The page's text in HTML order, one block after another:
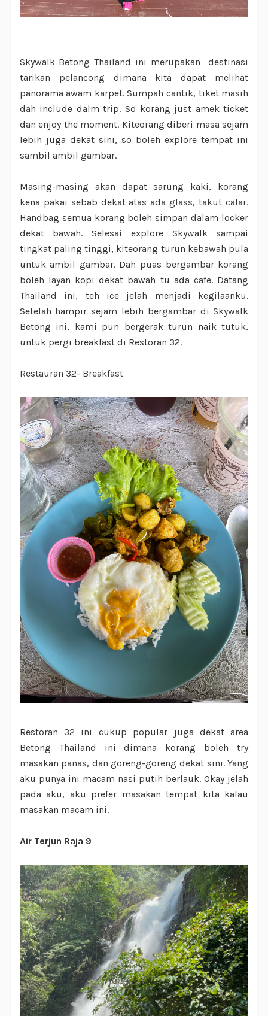
Skywalk Betong Thailand ini merupakan destinasi
tarikan pelancong dimana kita dapat melihat
panorama awam karpet. Sumpah cantik, tiket masih
dah include dalm trip. So korang just amek ticket
dan enjoy the moment. Kiteorang diberi masa sejam
lebih juga dekat sini, so boleh explore tempat ini
sambil ambil gambar.
Masing-masing akan dapat sarung kaki, korang
kena pakai sebab dekat atas ada glass, takut calar.
Handbag semua korang boleh simpan dalam locker
dekat bawah. Selesai explore Skywalk sampai
tingkat paling tinggi, kiteorang turun kebawah pula
untuk ambil gambar. Dah puas bergambar korang
boleh layan kopi dekat bawah tu ada cafe. Datang
Thailand ini, teh ice jelah menjadi kegilaanku.
Setelah hampir sejam lebih bergambar di Skywalk
Betong ini, kami pun bergerak turun naik tutuk,
untuk pergi breakfast di Restoran 32.
Restauran 32- Breakfast
Restoran 32 ini cukup popular juga dekat area
Betong Thailand ini dimana korang boleh try
masakan panas, dan goreng-goreng dekat sini. Yang
aku punya ini macam nasi putih berlauk. Okay jelah
pada aku, aku prefer masakan tempat kita kalau
masakan macam ini.
Air Terjun Raja 9